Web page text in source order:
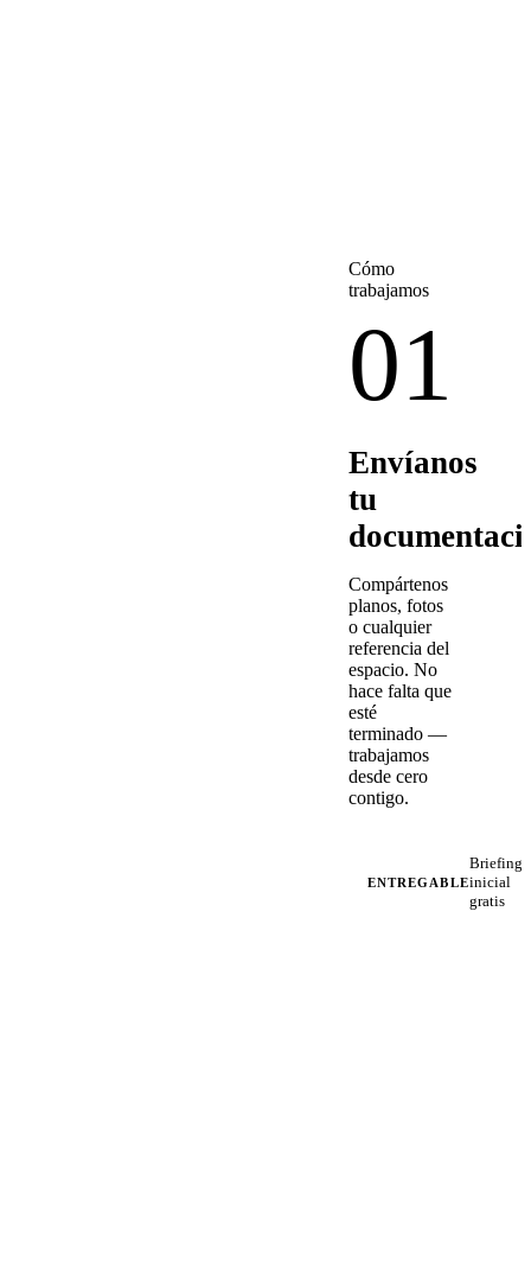
Cómo
trabajamos
01
Envíanos
tu
Compártenos
planos, fotos
o cualquier
referencia del
espacio. No
hace falta que
esté
terminado —
trabajamos
desde cero
contigo.
ENTREGABLE
Briefing
inicial
gratis